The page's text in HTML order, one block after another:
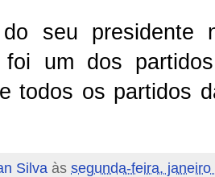
seu presidente
foi um dos
todos os partidos
Silva às segunda-feira, janeiro